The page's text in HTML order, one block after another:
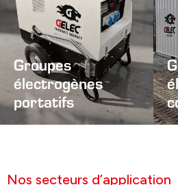
Groupes
électrogènes
portatifs
Nos secteurs d’application